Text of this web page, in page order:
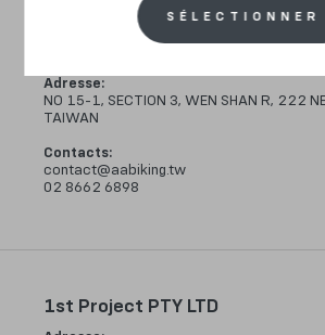
SÉLECTIONNER
106 CLUBHOUSE
Adresse:
NO 15-1, SECTION 3, WEN SHAN R, 222
TAIWAN
Contacts:
contact@aabiking.tw
02 8662 6898
1st Project PTY LTD